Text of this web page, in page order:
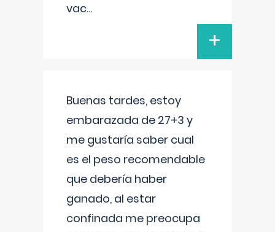
vac...
+
Buenas tardes, estoy
embarazada de 27+3 y
me gustaría saber cual
es el peso recomendable
que debería haber
ganado, al estar
confinada me preocupa